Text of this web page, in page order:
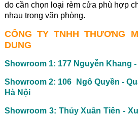
do cần chọn loại rèm cửa phù hợp
nhau trong văn phòng.
CÔNG TY TNHH THƯƠNG
DUNG
Showroom 1: 177 Nguyễn Khang -
Showroom 2: 106 Ngô Quyền -
Hà Nội
Showroom 3: Thủy Xuân Tiên -